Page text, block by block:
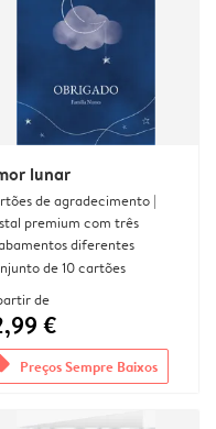
lunar
de agradecimento |
premium com três
diferentes
de 10 cartões
de
€
Preços Sempre Baixos